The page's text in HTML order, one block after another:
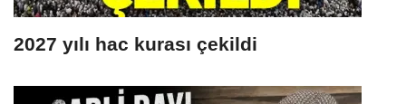
2027 yılı hac kurası çekildi